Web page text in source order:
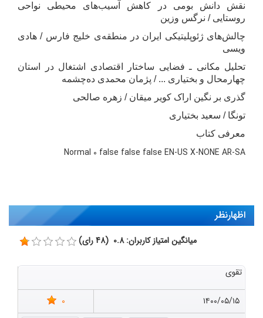
نقش دانش بومی در کاهش آسیب‌های محیطی نواحی
روستایی / نرگس وزین
چالش‌های ژئوپلیتیکی ایران در منطقه‌ی خلیج فارس / هادی
ویسی
تحلیل مکانی ـ فضایی ساختار اقتصادی اشتغال در استان
چهارمحال و بختیاری ... / پژمان محمدی ده‌چشمه
گذری بر نگین اراک کویر میقان / زهره صالحی
تونگا / سعید بختیاری
معرفی کتاب
Normal 0 false false false EN-US X-NONE AR-SA
اظهارنظر
میانگین امتیاز کاربران: 0.8 (48 رای)
تقوی
۱۴۰۰/۰۵/۱۵
0